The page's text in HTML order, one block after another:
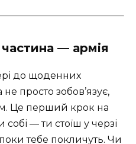
— армія
до щоденних
просто зобов’язує,
Це перший крок на
— ти стоїш у черзі
тебе покличуть. Чи